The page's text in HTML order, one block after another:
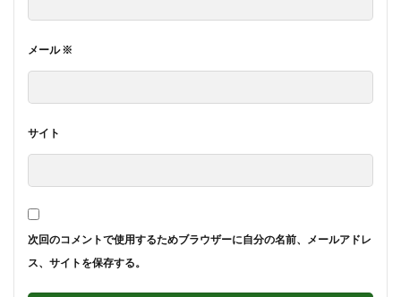
メール※
サイト
次回のコメントで使用するためブラウザーに自分の名前、メールアドレ
ス、サイトを保存する。